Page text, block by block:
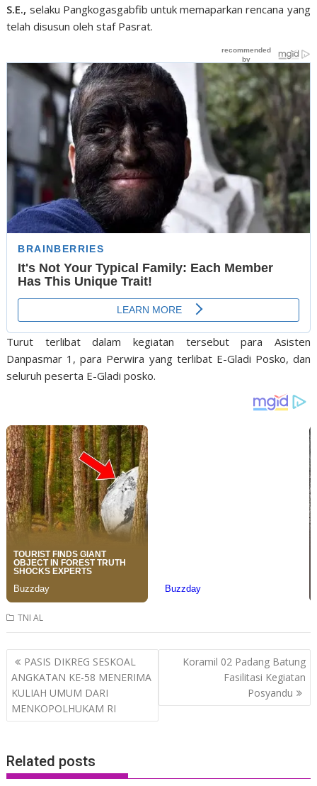
S.E., selaku Pangkogasgabfib untuk memaparkan rencana yang
telah disusun oleh staf Pasrat.
Turut terlibat dalam kegiatan tersebut para Asisten
Danpasmar 1, para Perwira yang terlibat E-Gladi Posko, dan
seluruh peserta E-Gladi posko.
TNI AL
Post
navigation
PASIS DIKREG SESKOAL
ANGKATAN KE-58 MENERIMA
KULIAH UMUM DARI
MENKOPOLHUKAM RI
Koramil 02 Padang Batung
Fasilitasi Kegiatan
Posyandu
Related posts